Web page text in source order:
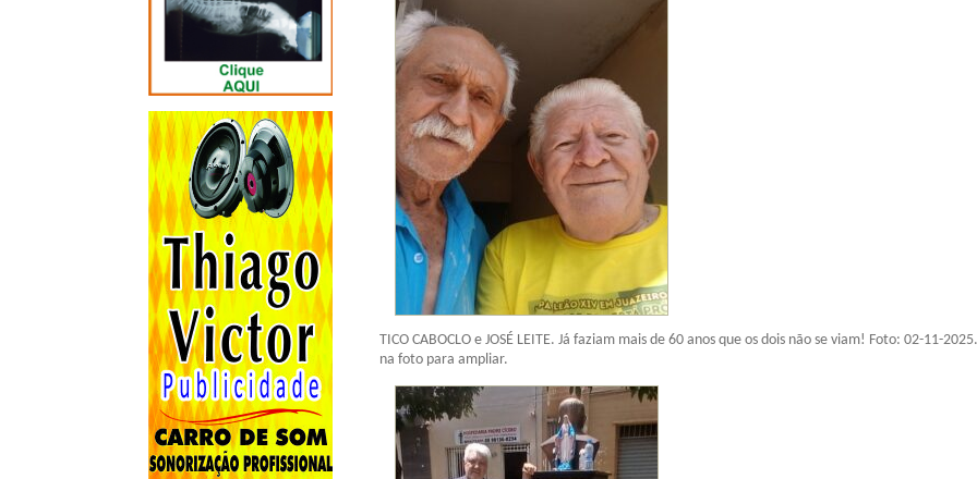
TICO CABOCLO e JOSÉ LEITE. Já faziam mais de 60 anos que os dois não se viam! Foto: 02-11-
na foto para ampliar.